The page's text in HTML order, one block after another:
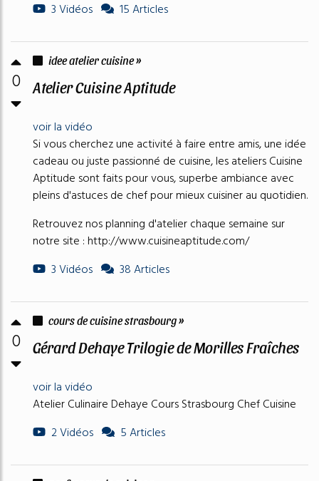
3 Vidéos
15 Articles
0
idee atelier cuisine »
Atelier Cuisine Aptitude
voir la vidéo
Si vous cherchez une activité à faire entre amis, une idée
cadeau ou juste passionné de cuisine, les ateliers Cuisine
Aptitude sont faits pour vous, superbe ambiance avec
pleins d'astuces de chef pour mieux cuisiner au quotidien.
Retrouvez nos planning d'atelier chaque semaine sur
notre site : http://www.cuisineaptitude.com/
3 Vidéos
38 Articles
0
cours de cuisine strasbourg »
Gérard Dehaye Trilogie de Morilles Fraîches
voir la vidéo
Atelier Culinaire Dehaye Cours Strasbourg Chef Cuisine
2 Vidéos
5 Articles